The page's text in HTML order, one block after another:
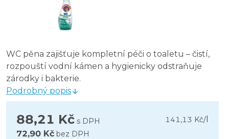
WC pěna zajišťuje kompletní péči o toaletu – čistí,
rozpouští vodní kámen a hygienicky odstraňuje
zárodky i bakterie.
Podrobný popis
88,21 Kč s DPH 141,13 Kč/
72,90 Kč bez DPH